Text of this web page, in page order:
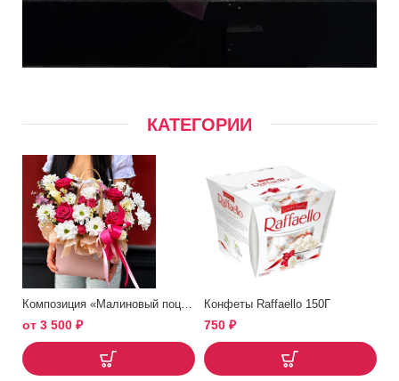
КАТЕГОРИИ
от 3 500 ₽
Конфеты Raffaello 150Г
750 ₽